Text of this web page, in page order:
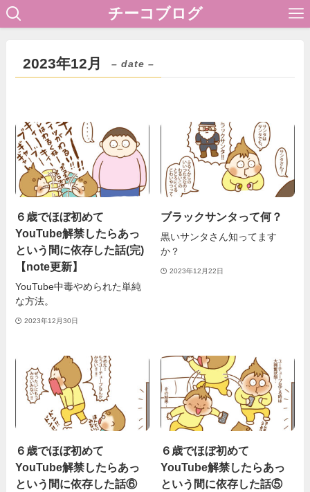
チーコブログ
2023年12月 – date –
６歳でほぼ初めて
YouTube解禁したらあっ
という間に依存した話(完)
【note更新】
YouTube中毒やめられた単純
な方法。
2023年12月30日
ブラックサンタって何？
黒いサンタさん知ってます
か？
2023年12月22日
６歳でほぼ初めて
YouTube解禁したらあっ
という間に依存した話⑥
６歳でほぼ初めて
YouTube解禁したらあっ
という間に依存した話⑤